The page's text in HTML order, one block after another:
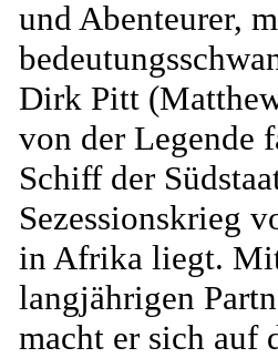
und Abenteurer,
Dirk Pitt
von der Legende
Schiff der
Sezessionskrieg
in Afrika liegt.
langjährigen
macht er sich auf